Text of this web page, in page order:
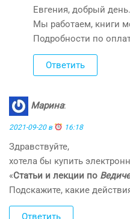
Евгения, добрый день.
Мы работаем, книги
Подробности по
Ответить
Марина:
2021-09-20 в 16:18
Здравствуйте,
хотела бы купить
«Статьи и лекции по
Подскажите, какие
Ответить